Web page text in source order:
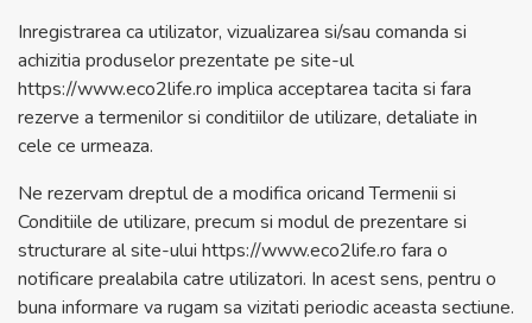
Inregistrarea ca utilizator, vizualizarea si/sau comanda si
achizitia produselor prezentate pe site-ul
https://www.eco2life.ro implica acceptarea tacita si fara
rezerve a termenilor si conditiilor de utilizare, detaliate in
cele ce urmeaza.
Ne rezervam dreptul de a modifica oricand Termenii si
Conditiile de utilizare, precum si modul de prezentare si
structurare al site-ului https://www.eco2life.ro fara o
notificare prealabila catre utilizatori. In acest sens, pentru o
buna informare va rugam sa vizitati periodic aceasta sectiune.